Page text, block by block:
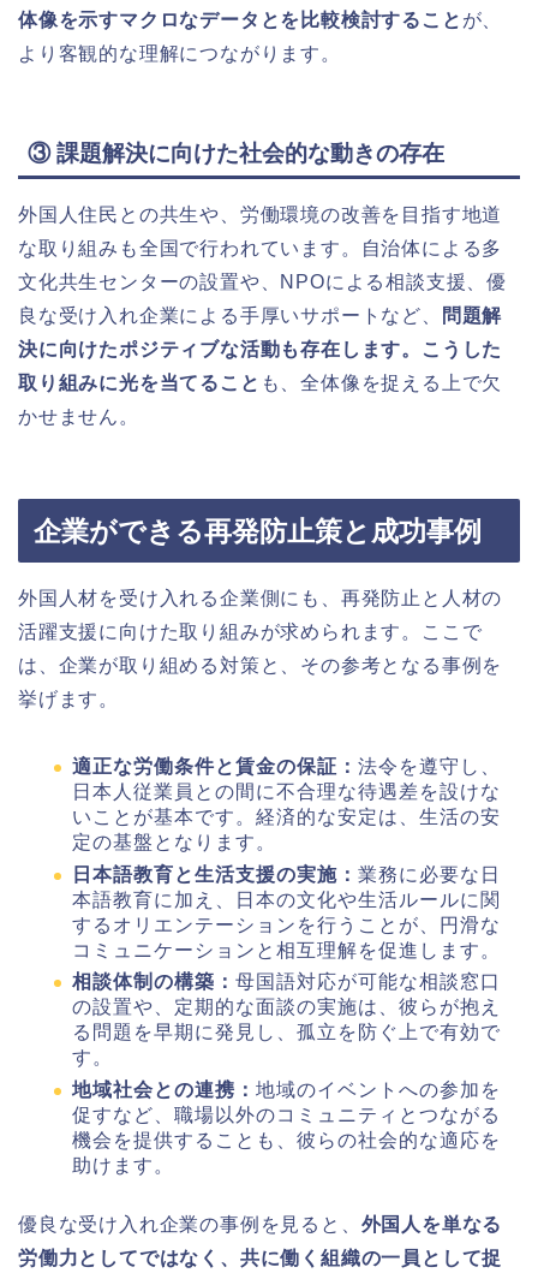
体像を示すマクロなデータとを比較検討すること が、
より客観的な理解につながります。
③ 課題解決に向けた社会的な動きの存在
外国人住民との共生や、労働環境の改善を目指す地道
な取り組みも全国で行われています。自治体による多
文化共生センターの設置や、NPOによる相談支援、優
良な受け入れ企業による手厚いサポートなど、
問題解
決に向けたポジティブな活動も存在します。こうした
取り組みに光を当てること も、全体像を捉える上で欠
かせません。
企業ができる再発防止策と成功事例
外国人材を受け入れる企業側にも、再発防止と人材の
活躍支援に向けた取り組みが求められます。ここで
は、企業が取り組める対策と、その参考となる事例を
挙げます。
適正な労働条件と賃金の保証： 法令を遵守し、
日本人従業員との間に不合理な待遇差を設けな
いことが基本です。経済的な安定は、生活の安
定の基盤となります。
日本語教育と生活支援の実施： 業務に必要な日
本語教育に加え、日本の文化や生活ルールに関
するオリエンテーションを行うことが、円滑な
コミュニケーションと相互理解を促進します。
相談体制の構築： 母国語対応が可能な相談窓口
の設置や、定期的な面談の実施は、彼らが抱え
る問題を早期に発見し、孤立を防ぐ上で有効で
す。
地域社会との連携： 地域のイベントへの参加を
促すなど、職場以外のコミュニティとつながる
機会を提供することも、彼らの社会的な適応を
助けます。
優良な受け入れ企業の事例を見ると、 外国人を単なる
労働力としてではなく、共に働く組織の一員として捉